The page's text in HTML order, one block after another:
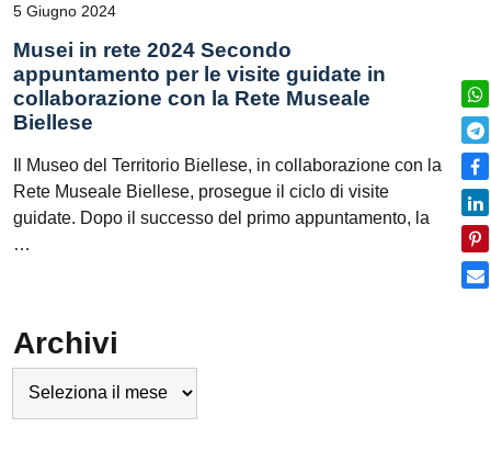
5 Giugno 2024
Musei in rete 2024 Secondo
appuntamento per le visite guidate in
collaborazione con la Rete Museale
Biellese
Il Museo del Territorio Biellese, in collaborazione con la
Rete Museale Biellese, prosegue il ciclo di visite
guidate. Dopo il successo del primo appuntamento, la
…
Archivi